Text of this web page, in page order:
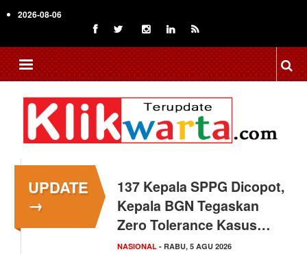
to
content
2026-08-06
UPDATE
→
137 Kepala SPPG Dicopot,
Kepala BGN Tegaskan
Zero Tolerance Kasus…
NASIONAL - RABU, 5 AGU 2026
Siswa Sekolah Rakyat
Makassar Raih Prestasi
Akademik Tingkat
Nasional